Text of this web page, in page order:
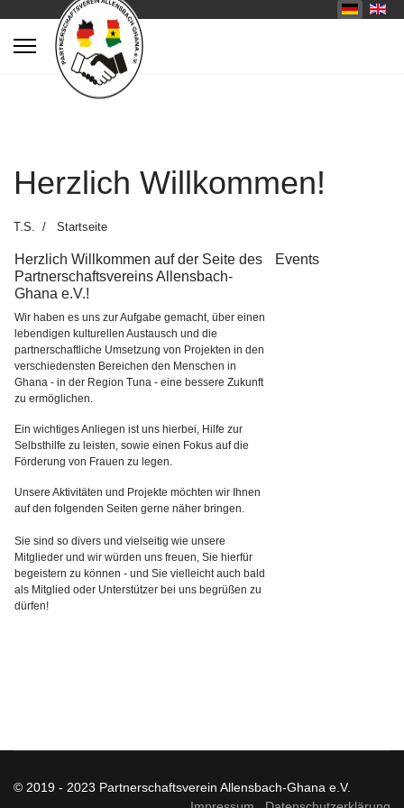
Herzlich Willkommen!
T.S. Startseite
Herzlich Willkommen auf der Seite des
Partnerschaftsvereins Allensbach-
Ghana e.V.!
Wir haben es uns zur Aufgabe gemacht, über einen
lebendigen kulturellen Austausch und die
partnerschaftliche Umsetzung von Projekten in den
verschiedensten Bereichen den Menschen in
Ghana - in der Region Tuna - eine bessere Zukunft
zu ermöglichen.
Ein wichtiges Anliegen ist uns hierbei, Hilfe zur
Selbsthilfe zu leisten, sowie einen Fokus auf die
Förderung von Frauen zu legen.
Unsere Aktivitäten und Projekte möchten wir Ihnen
auf den folgenden Seiten gerne näher bringen.
Sie sind so divers und vielseitig wie unsere
Mitglieder und wir würden uns freuen, Sie hierfür
begeistern zu können - und Sie vielleicht auch bald
als Mitglied oder Unterstützer bei uns begrüßen zu
dürfen!
Events
© 2019 - 2023 Partnerschaftsverein Allensbach-Ghana e.V.